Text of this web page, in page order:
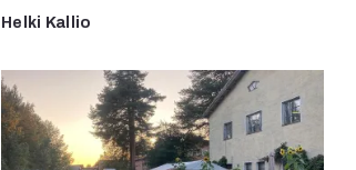
Helki Kallio